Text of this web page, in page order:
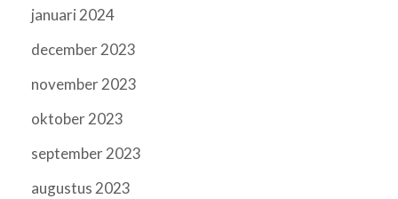
januari 2024
december 2023
november 2023
oktober 2023
september 2023
augustus 2023